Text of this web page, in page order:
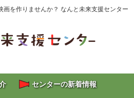
画を作りませんか？ なんと未来支援センター
センターの新着情報